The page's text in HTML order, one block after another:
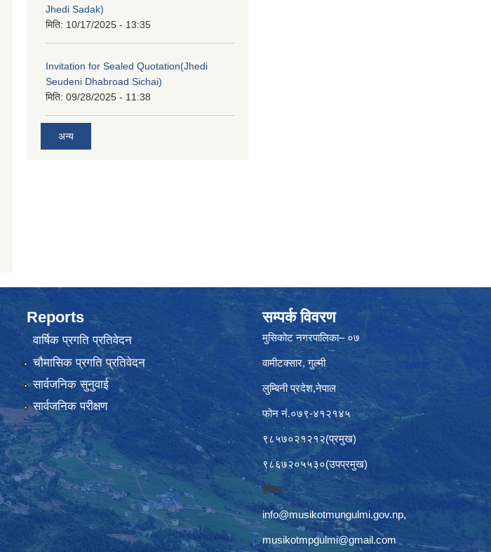
Jhedi Sadak)
मिति: 10/17/2025 - 13:35
Invitation for Sealed Quotation(Jhedi
Seudeni Dhabroad Sichai)
मिति: 09/28/2025 - 11:38
अन्य
Reports
वार्षिक प्रगति प्रतिवेदन
चौमासिक प्रगति प्रतिवेदन
सार्वजनिक सुनुवाई
सार्वजनिक परीक्षण
सम्पर्क विवरण
मुसिकोट नगरपालिका– ०७
वामीटक्सार, गुल्मी
लुम्बिनी प्रदेश,नेपाल
फोन नं.०७९-४१२१४५
९८५७०२१२१२(प्रमुख)
९८६७२०५५३०(उपप्रमुख)
इमेलः–
info@musikotmungulmi.gov.np,
musikotmpgulmi@gmail.com